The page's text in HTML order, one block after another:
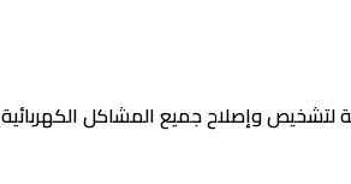
لتشخيص وإصلاح جميع المشاكل الكهربائية